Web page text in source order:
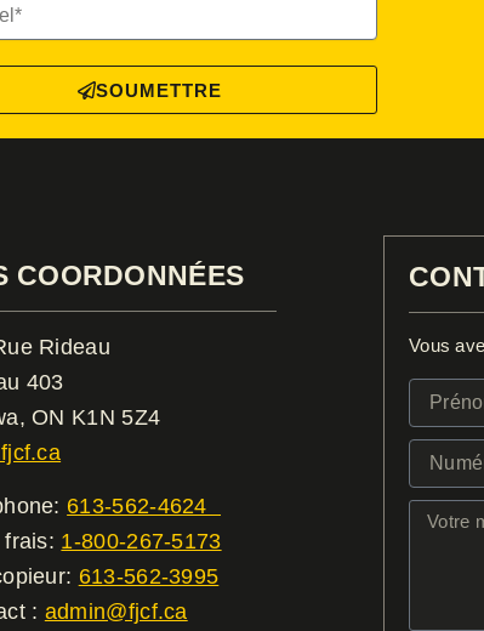
SOUMETTRE
COORDONNÉES
Rideau
403
ON K1N 5Z4
613-562-4624
frais: 1-800-267-5173
613-562-3995
: admin@fjcf.ca
Vous
Prénom*
Numéro
Votre